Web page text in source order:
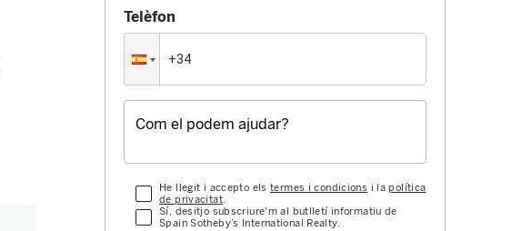
Telèfon
He llegit i accepto els termes i condicions i lapolítica
de privacitat.
Sí, desitjo subscriure'm al butlletí informatiu de
Spain Sotheby’s International Realty.